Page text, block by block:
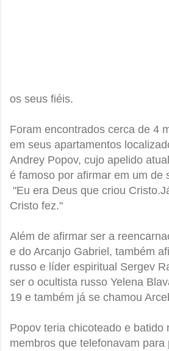
os seus fiéis.
Foram encontrados cerca de 4
em seus apartamentos
Andrey Popov, cujo apelido
é famoso por afirmar em um de
"Eu era Deus que criou
Cristo fez."
Além de afirmar ser a
e do Arcanjo Gabriel, também
russo e líder espiritual Sergev
ser o ocultista russo Yelena
19 e também já se chamou
Popov teria chicoteado e batido
membros que telefonavam para